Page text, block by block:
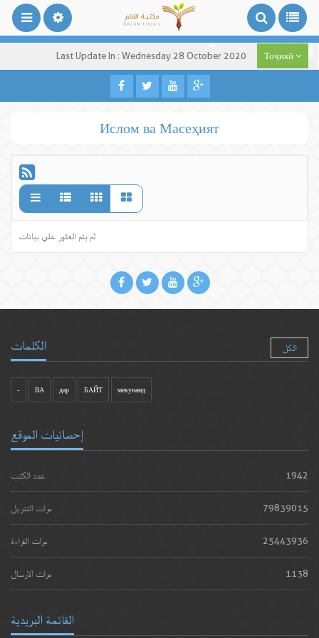
Last Update In : Wednesday 28 October 2020 Тоҷикӣ
Ислом ва Масеҳият
لم يتم العثور علي بيانات
الكلمات الكل
- ВА дар БАЙТ мекунанд
إحصائيات الموقع
عدد الكتب 1942
مرات التنزيل 79839015
مرات القراءة 25443936
مرات الارسال 1138
القائمة البريدية